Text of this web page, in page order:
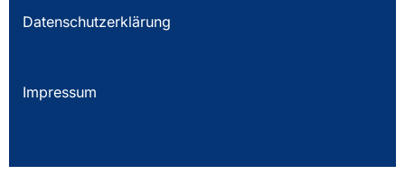
Datenschutzerklärung
Impressum